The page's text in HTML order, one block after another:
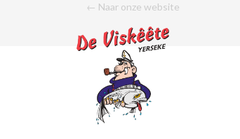
← Naar onze website